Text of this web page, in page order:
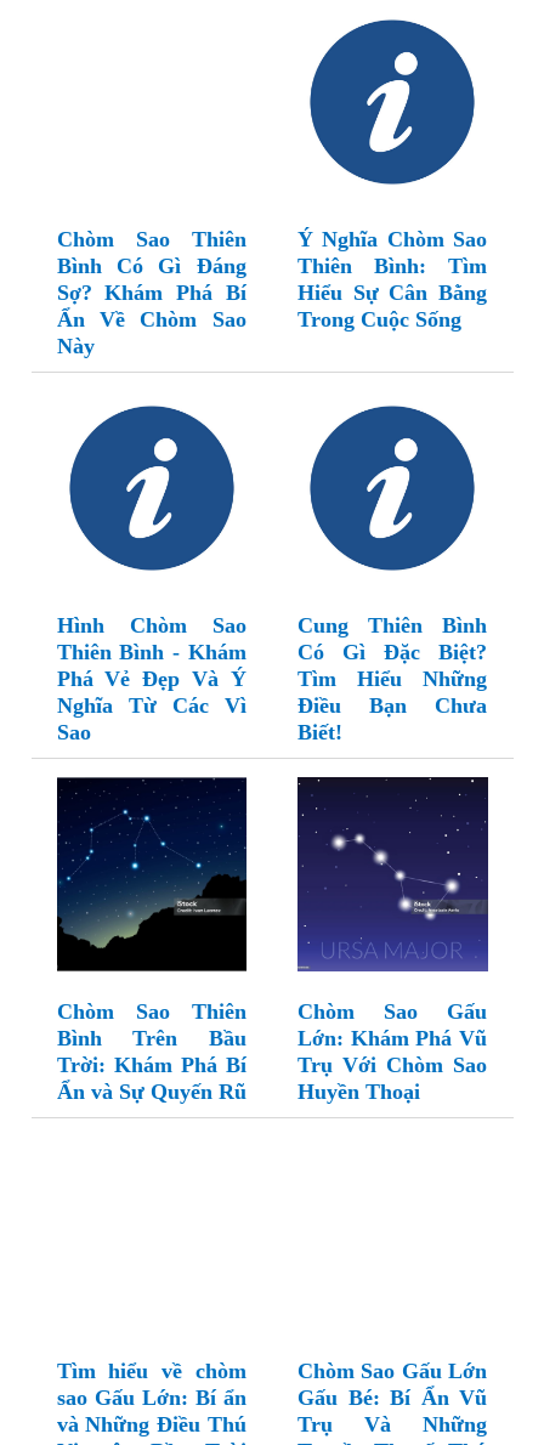
Chòm Sao Thiên
Bình Có Gì Đáng
Sợ? Khám Phá Bí
Ẩn Về Chòm Sao
Này
Ý Nghĩa Chòm Sao
Thiên Bình: Tìm
Hiểu Sự Cân Bằng
Trong Cuộc Sống
Hình Chòm Sao
Thiên Bình - Khám
Phá Vẻ Đẹp Và Ý
Nghĩa Từ Các Vì
Sao
Cung Thiên Bình
Có Gì Đặc Biệt?
Tìm Hiểu Những
Điều Bạn Chưa
Biết!
Chòm Sao Thiên
Bình Trên Bầu
Trời: Khám Phá Bí
Ẩn và Sự Quyến Rũ
Chòm Sao Gấu
Lớn: Khám Phá Vũ
Trụ Với Chòm Sao
Huyền Thoại
Tìm hiểu về chòm
sao Gấu Lớn: Bí ẩn
và Những Điều Thú
Chòm Sao Gấu Lớn
Gấu Bé: Bí Ẩn Vũ
Trụ Và Những